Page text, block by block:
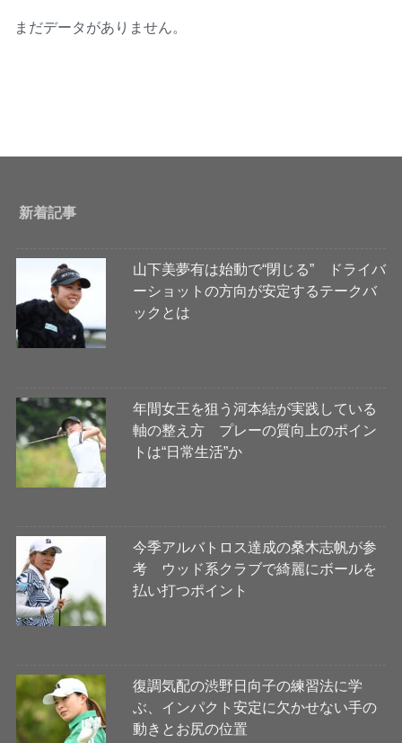
まだデータがありません。
新着記事
山下美夢有は始動で“閉じる” ドライバ
ーショットの方向が安定するテークバ
ックとは
年間女王を狙う河本結が実践している
軸の整え方 プレーの質向上のポイン
トは“日常生活”か
今季アルバトロス達成の桑木志帆が参
考 ウッド系クラブで綺麗にボールを
払い打つポイント
復調気配の渋野日向子の練習法に学
ぶ、インパクト安定に欠かせない手の
動きとお尻の位置